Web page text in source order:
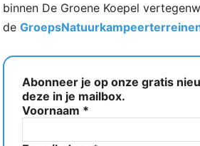
binnen De Groene Koepel
de
Abonneer je op onze gratis
deze in je mailbox.
Voornaam *